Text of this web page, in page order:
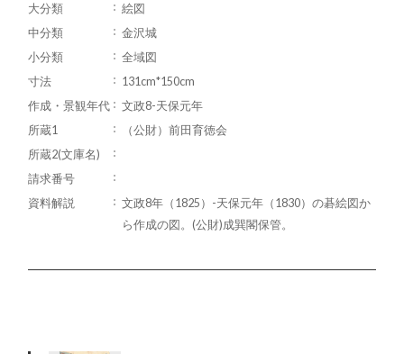
大分類
絵図
中分類
金沢城
小分類
全域図
寸法
131cm*150cm
作成・景観年代
文政8-天保元年
所蔵1
（公財）前田育徳会
所蔵2(文庫名)
請求番号
資料解説
文政8年（1825）-天保元年（1830）の碁絵図か
ら作成の図。(公財)成巽閣保管。